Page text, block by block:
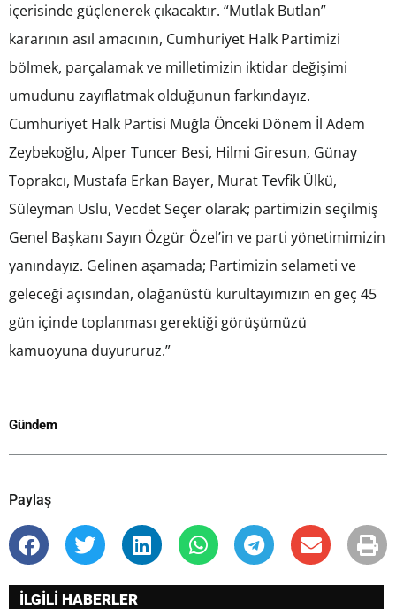
içerisinde güçlenerek çıkacaktır. “Mutlak Butlan”
kararının asıl amacının, Cumhuriyet Halk Partimizi
bölmek, parçalamak ve milletimizin iktidar değişimi
umudunu zayıflatmak olduğunun farkındayız.
Cumhuriyet Halk Partisi Muğla Önceki Dönem İl Adem
Zeybekoğlu, Alper Tuncer Besi, Hilmi Giresun, Günay
Toprakcı, Mustafa Erkan Bayer, Murat Tevfik Ülkü,
Süleyman Uslu, Vecdet Seçer olarak; partimizin seçilmiş
Genel Başkanı Sayın Özgür Özel’in ve parti yönetimimizin
yanındayız. Gelinen aşamada; Partimizin selameti ve
geleceği açısından, olağanüstü kurultayımızın en geç 45
gün içinde toplanması gerektiği görüşümüzü
kamuoyuna duyururuz.”
Gündem
Paylaş
İLGİLİ HABERLER